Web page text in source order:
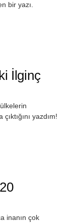
bir yazı.
İlginç
yazdım!
inanın çok